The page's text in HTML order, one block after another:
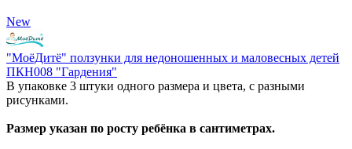
New
"МоёДитё" ползунки для недоношенных и маловесных детей
ПКН008 "Гардения"
В упаковке 3 штуки одного размера и цвета, с разными
рисунками.
Размер указан по росту ребёнка в сантиметрах.